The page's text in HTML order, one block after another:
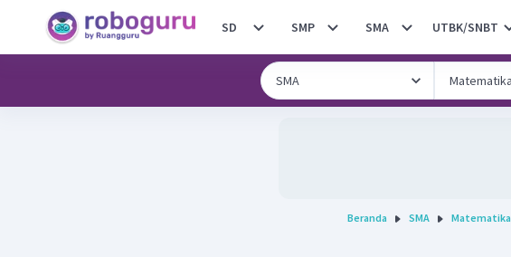
SD SMP SMA UTBK/SNBT
Beranda SMA Matematika